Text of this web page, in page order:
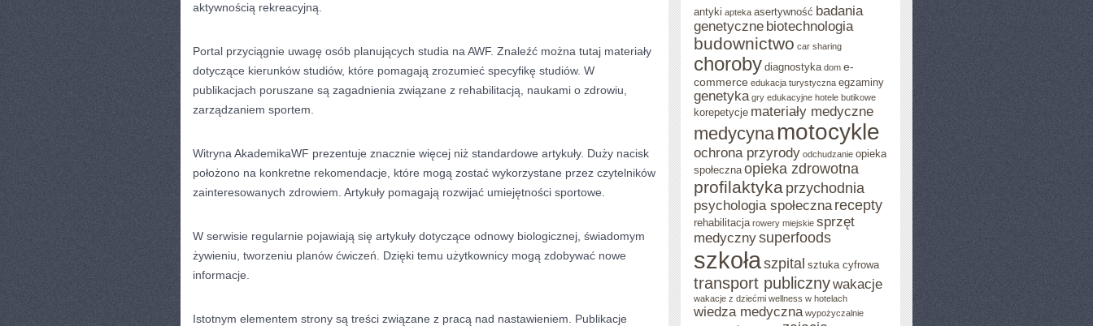
aktywnością rekreacyjną.
Portal przyciągnie uwagę osób planujących studia na AWF. Znaleźć można tutaj materiały
dotyczące kierunków studiów, które pomagają zrozumieć specyfikę studiów. W
publikacjach poruszane są zagadnienia związane z rehabilitacją, naukami o zdrowiu,
zarządzaniem sportem.
Witryna AkademikaWF prezentuje znacznie więcej niż standardowe artykuły. Duży nacisk
położono na konkretne rekomendacje, które mogą zostać wykorzystane przez czytelników
zainteresowanych zdrowiem. Artykuły pomagają rozwijać umiejętności sportowe.
W serwisie regularnie pojawiają się artykuły dotyczące odnowy biologicznej, świadomym
żywieniu, tworzeniu planów ćwiczeń. Dzięki temu użytkownicy mogą zdobywać nowe
informacje.
Istotnym elementem strony są treści związane z pracą nad nastawieniem. Publikacje
antyki apteka asertywność badania
genetyczne biotechnologia
budownictwo car sharing
choroby diagnostyka dom e-
commerce edukacja turystyczna egzaminy
genetyka gry edukacyjne hotele butikowe
korepetycje materiały medyczne
medycyna motocykle
ochrona przyrody odchudzanie opieka
społeczna opieka zdrowotna
profilaktyka przychodnia
psychologia społeczna recepty
rehabilitacja rowery miejskie sprzęt
medycznysuperfoods
szkołaszpital sztuka cyfrowa
transport publicznywakacje
wakacje z dziećmi wellness w hotelach
wiedza medyczna wypożyczalnie